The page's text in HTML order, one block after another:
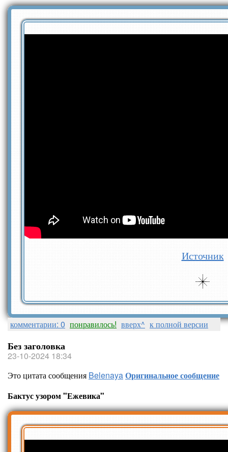
Источник
комментарии: 0 понравилось! вверх^ к полной версии
Без заголовка
23-10-2024 18:34
Это цитата сообщения BelenayaОригинальное сообщение
Бактус узором "Ежевика"